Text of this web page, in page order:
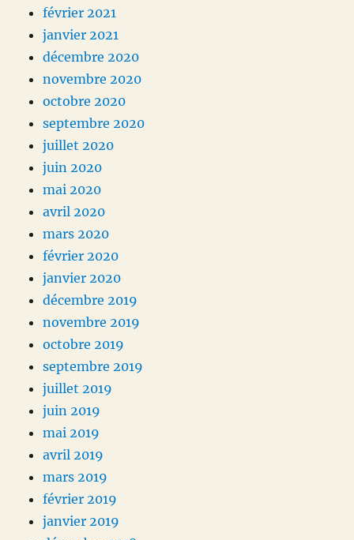
février 2021
janvier 2021
décembre 2020
novembre 2020
octobre 2020
septembre 2020
juillet 2020
juin 2020
mai 2020
avril 2020
mars 2020
février 2020
janvier 2020
décembre 2019
novembre 2019
octobre 2019
septembre 2019
juillet 2019
juin 2019
mai 2019
avril 2019
mars 2019
février 2019
janvier 2019